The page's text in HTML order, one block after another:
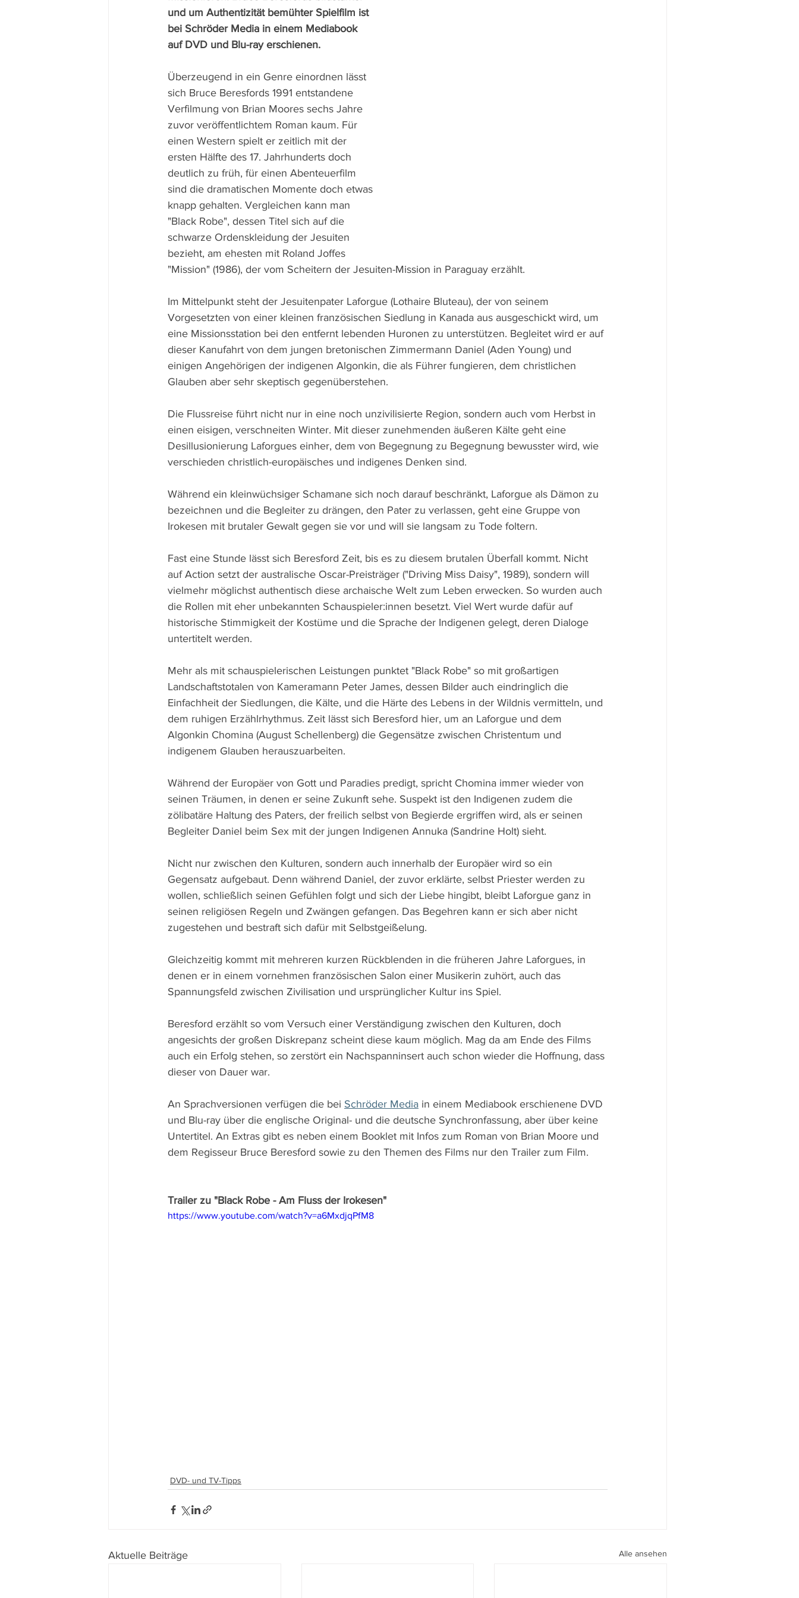
und um Authentizität bemühter Spielfilm ist
bei Schröder Media in einem Mediabook
auf DVD und Blu-ray erschienen.
Überzeugend in ein Genre einordnen lässt
sich Bruce Beresfords 1991 entstandene
Verfilmung von Brian Moores sechs Jahre
zuvor veröffentlichtem Roman kaum. Für
einen Western spielt er zeitlich mit der
ersten Hälfte des 17. Jahrhunderts doch
deutlich zu früh, für einen Abenteuerfilm
sind die dramatischen Momente doch etwas
knapp gehalten. Vergleichen kann man
"Black Robe", dessen Titel sich auf die
schwarze Ordenskleidung der Jesuiten
bezieht, am ehesten mit Roland Joffes
"Mission" (1986), der vom Scheitern der Jesuiten-Mission in Paraguay erzählt.
Im Mittelpunkt steht der Jesuitenpater Laforgue (Lothaire Bluteau), der von seinem
Vorgesetzten von einer kleinen französischen Siedlung in Kanada aus ausgeschickt wird, um
eine Missionsstation bei den entfernt lebenden Huronen zu unterstützen. Begleitet wird er auf
dieser Kanufahrt von dem jungen bretonischen Zimmermann Daniel (Aden Young) und
einigen Angehörigen der indigenen Algonkin, die als Führer fungieren, dem christlichen
Glauben aber sehr skeptisch gegenüberstehen.
Die Flussreise führt nicht nur in eine noch unzivilisierte Region, sondern auch vom Herbst in
einen eisigen, verschneiten Winter. Mit dieser zunehmenden äußeren Kälte geht eine
Desillusionierung Laforgues einher, dem von Begegnung zu Begegnung bewusster wird, wie
verschieden christlich-europäisches und indigenes Denken sind.
Während ein kleinwüchsiger Schamane sich noch darauf beschränkt, Laforgue als Dämon zu
bezeichnen und die Begleiter zu drängen, den Pater zu verlassen, geht eine Gruppe von
Irokesen mit brutaler Gewalt gegen sie vor und will sie langsam zu Tode foltern.
Fast eine Stunde lässt sich Beresford Zeit, bis es zu diesem brutalen Überfall kommt. Nicht
auf Action setzt der australische Oscar-Preisträger ("Driving Miss Daisy", 1989), sondern will
vielmehr möglichst authentisch diese archaische Welt zum Leben erwecken. So wurden auch
die Rollen mit eher unbekannten Schauspieler:innen besetzt. Viel Wert wurde dafür auf
historische Stimmigkeit der Kostüme und die Sprache der Indigenen gelegt, deren Dialoge
untertitelt werden.
Mehr als mit schauspielerischen Leistungen punktet "Black Robe" so mit großartigen
Landschaftstotalen von Kameramann Peter James, dessen Bilder auch eindringlich die
Einfachheit der Siedlungen, die Kälte, und die Härte des Lebens in der Wildnis vermitteln, und
dem ruhigen Erzählrhythmus. Zeit lässt sich Beresford hier, um an Laforgue und dem
Algonkin Chomina (August Schellenberg) die Gegensätze zwischen Christentum und
indigenem Glauben herauszuarbeiten.
Während der Europäer von Gott und Paradies predigt, spricht Chomina immer wieder von
seinen Träumen, in denen er seine Zukunft sehe. Suspekt ist den Indigenen zudem die
zölibatäre Haltung des Paters, der freilich selbst von Begierde ergriffen wird, als er seinen
Begleiter Daniel beim Sex mit der jungen Indigenen Annuka (Sandrine Holt) sieht.
Nicht nur zwischen den Kulturen, sondern auch innerhalb der Europäer wird so ein
Gegensatz aufgebaut. Denn während Daniel, der zuvor erklärte, selbst Priester werden zu
wollen, schließlich seinen Gefühlen folgt und sich der Liebe hingibt, bleibt Laforgue ganz in
seinen religiösen Regeln und Zwängen gefangen. Das Begehren kann er sich aber nicht
zugestehen und bestraft sich dafür mit Selbstgeißelung.
Gleichzeitig kommt mit mehreren kurzen Rückblenden in die früheren Jahre Laforgues, in
denen er in einem vornehmen französischen Salon einer Musikerin zuhört, auch das
Spannungsfeld zwischen Zivilisation und ursprünglicher Kultur ins Spiel.
Beresford erzählt so vom Versuch einer Verständigung zwischen den Kulturen, doch
angesichts der großen Diskrepanz scheint diese kaum möglich. Mag da am Ende des Films
auch ein Erfolg stehen, so zerstört ein Nachspanninsert auch schon wieder die Hoffnung, dass
dieser von Dauer war.
An Sprachversionen verfügen die bei Schröder Media in einem Mediabook erschienene DVD
und Blu-ray über die englische Original- und die deutsche Synchronfassung, aber über keine
Untertitel. An Extras gibt es neben einem Booklet mit Infos zum Roman von Brian Moore und
dem Regisseur Bruce Beresford sowie zu den Themen des Films nur den Trailer zum Film.
Trailer zu "Black Robe - Am Fluss der Irokesen"
https://www.youtube.com/watch?v=a6MxdjqPfM8
DVD- und TV-Tipps
Aktuelle Beiträge Alle ansehen